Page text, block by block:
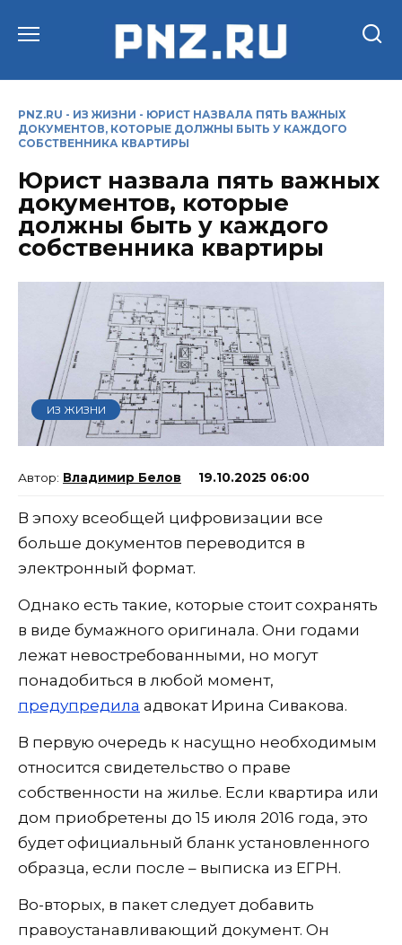
PNZ.RU - ИЗ ЖИЗНИ - ЮРИСТ НАЗВАЛА ПЯТЬ ВАЖНЫХ
ДОКУМЕНТОВ, КОТОРЫЕ ДОЛЖНЫ БЫТЬ У КАЖДОГО
СОБСТВЕННИКА КВАРТИРЫ
Юрист назвала пять важных
документов, которые
должны быть у каждого
собственника квартиры
ИЗ ЖИЗНИ
Владимир Белов 19.10.2025 06:00
В эпоху всеобщей цифровизации все
больше документов переводится в
электронный формат.
Однако есть такие, которые стоит сохранять
в виде бумажного оригинала. Они годами
лежат невостребованными, но могут
понадобиться в любой момент,
предупредила адвокат Ирина Сивакова.
В первую очередь к насущно необходимым
относится свидетельство о праве
собственности на жилье. Если квартира или
дом приобретены до 15 июля 2016 года, это
будет официальный бланк установленного
образца, если после – выписка из ЕГРН.
Во-вторых, в пакет следует добавить
правоустанавливающий документ. Он